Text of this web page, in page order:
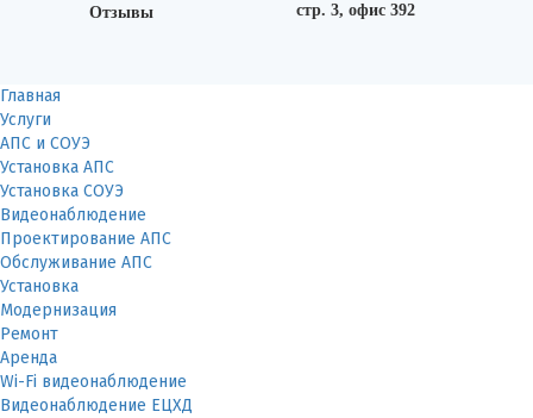
Отзывы
стр. 3, офис 392
Главная
Услуги
АПС и СОУЭ
Установка АПС
Установка СОУЭ
Видеонаблюдение
Проектирование АПС
Обслуживание АПС
Установка
Модернизация
Ремонт
Аренда
Wi-Fi видеонаблюдение
Видеонаблюдение ЕЦХД